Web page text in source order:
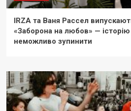
IRZA та Ваня Рассел
«Заборона на любов» — історію
неможливо зупинити